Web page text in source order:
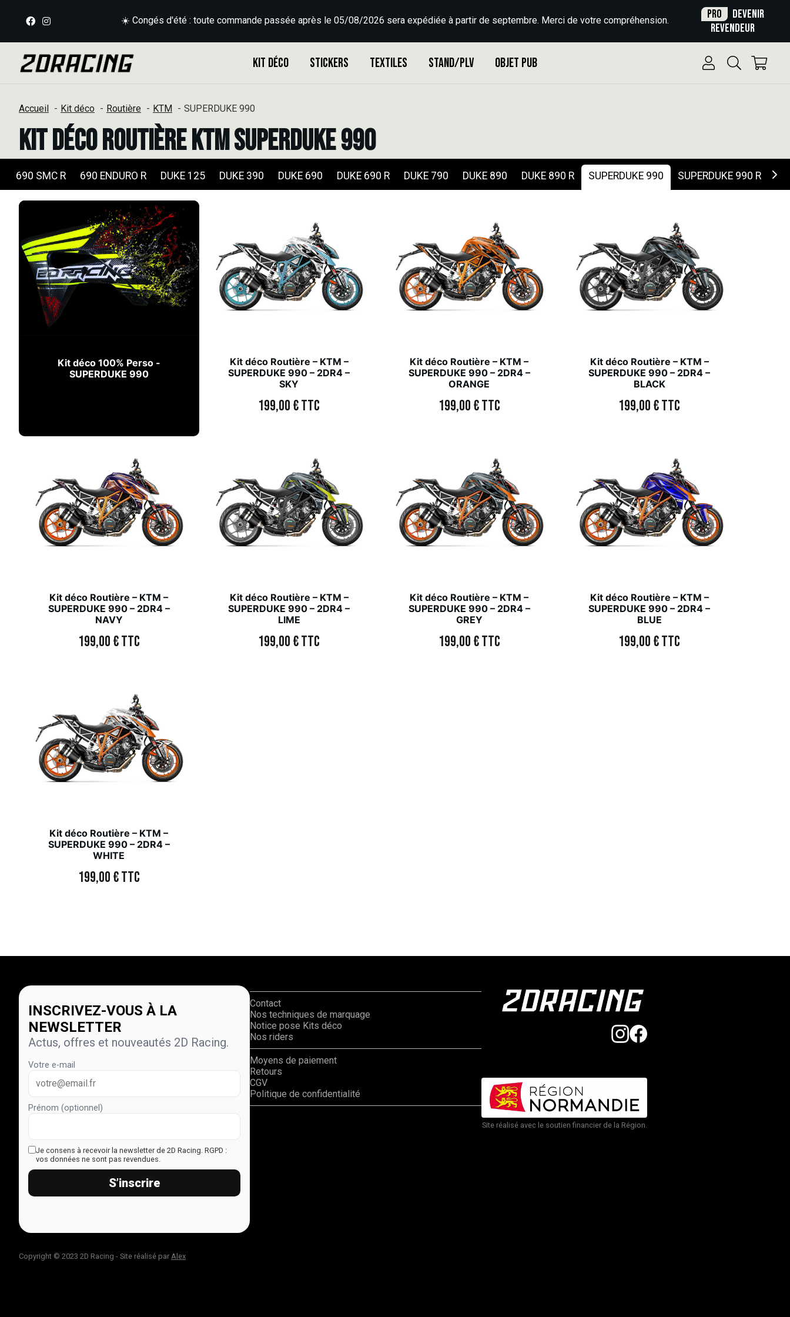
☀️ Congés d'été : toute commande passée après le 05/08/2026 sera expédiée à partir de septembre. Merci de votre compréhension. Pro
Devenir
revendeur
Kit déco Stickers Textiles Stand/PLV Objet Pub
Accueil Kit déco Routière KTM SUPERDUKE 990
Kit déco Routière KTM SUPERDUKE 990
690 SMC R 690 ENDURO R DUKE 125 DUKE 390 DUKE 690 DUKE 690 R DUKE 790 DUKE 890 DUKE 890 R SUPERDUKE 990 SUPERDUKE 990 R
Kit déco 100% Perso -
SUPERDUKE 990
Kit déco Routière – KTM –
SUPERDUKE 990 – 2DR4 –
SKY
199,00€TTC
Kit déco Routière – KTM –
SUPERDUKE 990 – 2DR4 –
ORANGE
199,00€TTC
Kit déco Routière – KTM –
SUPERDUKE 990 – 2DR4 –
BLACK
199,00€TTC
Kit déco Routière – KTM –
SUPERDUKE 990 – 2DR4 –
NAVY
199,00€TTC
Kit déco Routière – KTM –
SUPERDUKE 990 – 2DR4 –
LIME
199,00€TTC
Kit déco Routière – KTM –
SUPERDUKE 990 – 2DR4 –
GREY
199,00€TTC
Kit déco Routière – KTM –
SUPERDUKE 990 – 2DR4 –
BLUE
199,00€TTC
Kit déco Routière – KTM –
SUPERDUKE 990 – 2DR4 –
WHITE
199,00€TTC
INSCRIVEZ-VOUS À LA
NEWSLETTER
Actus, offres et nouveautés 2D Racing.
Votre e-mail
Prénom (optionnel)
Je consens à recevoir la newsletter de 2D Racing. RGPD :
vos données ne sont pas revendues.
S’inscrire
Contact
Nos techniques de marquage
Notice pose Kits déco
Nos riders
Moyens de paiement
Retours
CGV
Politique de confidentialité
Site réalisé avec le soutien financier de la Région.
Copyright © 2023 2D Racing - Site réalisé par Alex